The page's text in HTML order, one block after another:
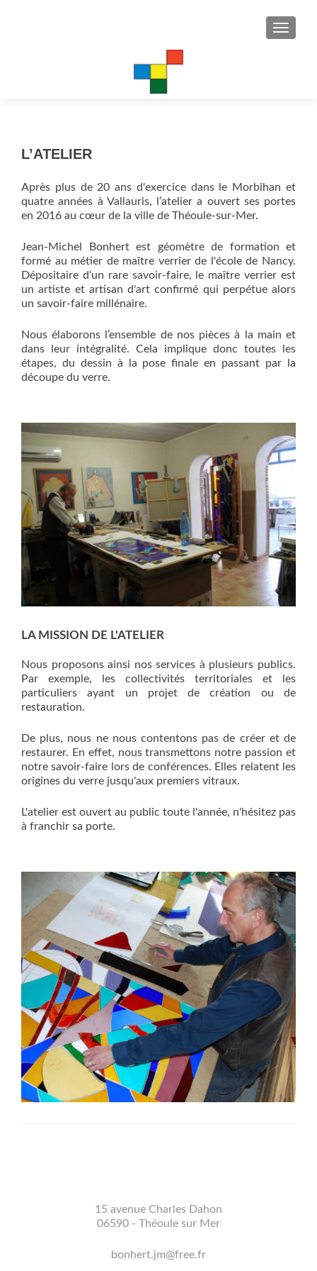
L’ATELIER
Après plus de 20 ans d'exercice dans le Morbihan et
quatre années à Vallauris, l’atelier a ouvert ses portes
en 2016 au cœur de la ville de Théoule-sur-Mer.
Jean-Michel Bonhert est géomètre de formation et
formé au métier de maître verrier de l'école de Nancy.
Dépositaire d'un rare savoir-faire, le maître verrier est
un artiste et artisan d'art confirmé qui perpétue alors
un savoir-faire millénaire.
Nous élaborons l’ensemble de nos pièces à la main et
dans leur intégralité. Cela implique donc toutes les
étapes, du dessin à la pose finale en passant par la
découpe du verre.
LA MISSION DE L'ATELIER
Nous proposons ainsi nos services à plusieurs publics.
Par exemple, les collectivités territoriales et les
particuliers ayant un projet de création ou de
restauration.
De plus, nous ne nous contentons pas de créer et de
restaurer. En effet, nous transmettons notre passion et
notre savoir-faire lors de conférences. Elles relatent les
origines du verre jusqu'aux premiers vitraux.
L'atelier est ouvert au public toute l'année, n'hésitez pas
à franchir sa porte.
15 avenue Charles Dahon
06590 - Théoule sur Mer
bonhert.jm@free.fr